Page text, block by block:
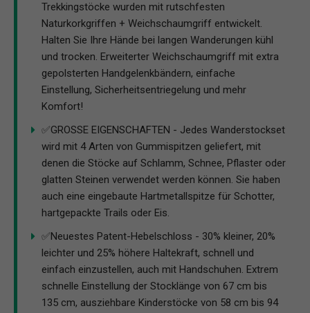
Trekkingstöcke wurden mit rutschfesten
Naturkorkgriffen + Weichschaumgriff entwickelt.
Halten Sie Ihre Hände bei langen Wanderungen kühl
und trocken. Erweiterter Weichschaumgriff mit extra
gepolsterten Handgelenkbändern, einfache
Einstellung, Sicherheitsentriegelung und mehr
Komfort!
✅GROSSE EIGENSCHAFTEN - Jedes Wanderstockset
wird mit 4 Arten von Gummispitzen geliefert, mit
denen die Stöcke auf Schlamm, Schnee, Pflaster oder
glatten Steinen verwendet werden können. Sie haben
auch eine eingebaute Hartmetallspitze für Schotter,
hartgepackte Trails oder Eis.
✅Neuestes Patent-Hebelschloss - 30% kleiner, 20%
leichter und 25% höhere Haltekraft, schnell und
einfach einzustellen, auch mit Handschuhen. Extrem
schnelle Einstellung der Stocklänge von 67 cm bis
135 cm, ausziehbare Kinderstöcke von 58 cm bis 94